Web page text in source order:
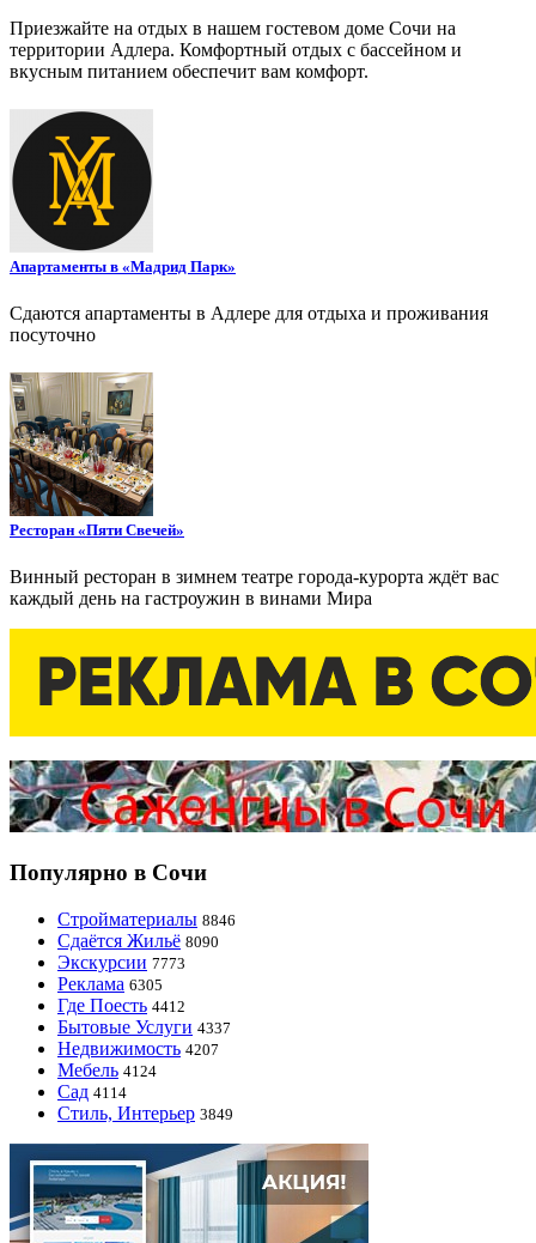
Приезжайте на отдых в нашем гостевом доме Сочи на
территории Адлера. Комфортный отдых с бассейном и
вкусным питанием обеспечит вам комфорт.
Апартаменты в «Мадрид Парк»
Сдаются апартаменты в Адлере для отдыха и проживания
посуточно
Ресторан «Пяти Свечей»
Винный ресторан в зимнем театре города-курорта ждёт вас
каждый день на гастроужин в винами Мира
Популярно в Сочи
Стройматериалы 8846
Сдаётся Жильё 8090
Экскурсии 7773
Реклама 6305
Где Поесть 4412
Бытовые Услуги 4337
Недвижимость 4207
Мебель 4124
Сад 4114
Стиль, Интерьер 3849